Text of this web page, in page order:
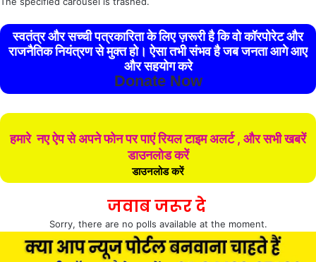
स्वतंत्र और सच्ची पत्रकारिता के लिए ज़रूरी है कि वो कॉरपोरेट और
राजनैतिक नियंत्रण से मुक्त हो। ऐसा तभी संभव है जब जनता आगे आए
और सहयोग करे
Donate Now
हमारे नए ऐप से अपने फोन पर पाएं रियल टाइम अलर्ट , और सभी खबरें
डाउनलोड करें
डाउनलोड करें
जवाब जरूर दे
Sorry, there are no polls available at the moment.